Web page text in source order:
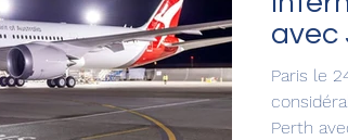
avec
Paris le
Perth